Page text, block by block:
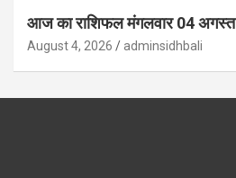
आज का राशिफल मंगलवार 04
August 4, 2026 adminsidhbali